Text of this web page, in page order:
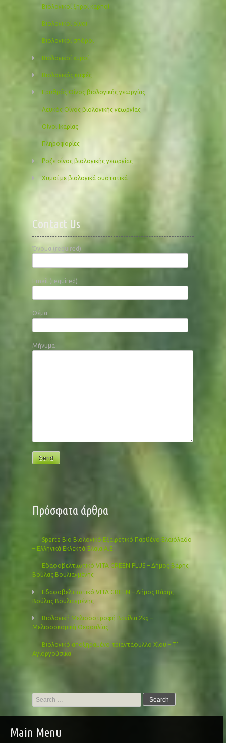
Βιολογικοί ξηροί καρποί
Βιολογικοί οίνοι
Βιολογικοί σπόροι
Βιολογικοί χυμοί
Βιολογικός καφές
Ερυθρός Οίνος βιολογικής γεωργίας
Λευκός Οίνος βιολογικής γεωργίας
Οίνοι Ικαρίας
Πληροφορίες
Ροζε οίνος βιολογικής γεωργίας
Χυμοί με βιολογικά συστατικά
Contact Us
Όνομα (required)
Email (required)
Θέμα
Μήνυμα
Πρόσφατα άρθρα
Sparta Bio Βιολογικό Εξαιρετικό Παρθένο Ελαιόλαδο
– Ελληνικά Εκλεκτά Έλαια Α.Ε.
Εδαφοβελτιωτικό VITA GREEN PLUS – Δήμος Βάρης
Βούλας Βουλιαγμένης
Εδαφοβελτιωτικό VITA GREEN – Δήμος Βάρης
Βούλας Βουλιαγμένης
Βιολογική Μελισσοτροφή Βανίλια 2kg –
Μελισσοκομική Θεσσαλίας
Βιολογικό αποξηραμένο τριαντάφυλλο Χίου – Τ’
Αγιοργούσικα
Search
for:
Main Menu